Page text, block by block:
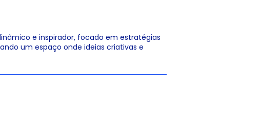
e inspirador, focado em estratégias
um espaço onde ideias criativas e